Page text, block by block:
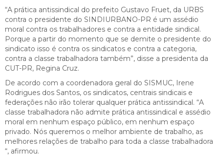
“A prática antissindical do prefeito Gustavo Fruet, da URBS
contra o presidente do SINDIURBANO-PR é um assédio
moral contra os trabalhadores e contra a entidade sindical.
Porque a partir do momento que se demite o presidente do
sindicato isso é contra os sindicatos e contra a categoria,
contra a classe trabalhadora também”, disse a presidenta da
CUT-PR, Regina Cruz.
De acordo com a coordenadora geral do SISMUC, Irene
Rodrigues dos Santos, os sindicatos, centrais sindicais e
federações não irão tolerar qualquer prática antissindical. “A
classe trabalhadora não admite prática antissindical e assédio
moral em nenhum espaço público, em nenhum espaço
privado. Nós queremos o melhor ambiente de trabalho, as
melhores relações de trabalho para toda a classe trabalhadora
“, afirmou.